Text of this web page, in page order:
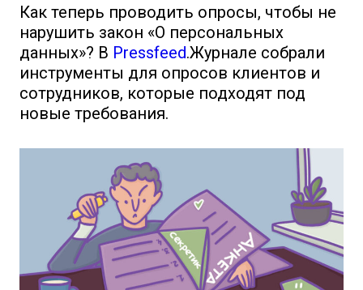
Как теперь проводить опросы, чтобы не
нарушить закон «О персональных
данных»? В Pressfeed.Журнале собрали
инструменты для опросов клиентов и
сотрудников, которые подходят под
новые требования.